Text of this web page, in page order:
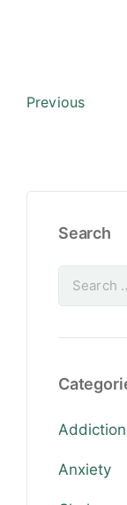
Previous
Search
Addiction
Anxiety